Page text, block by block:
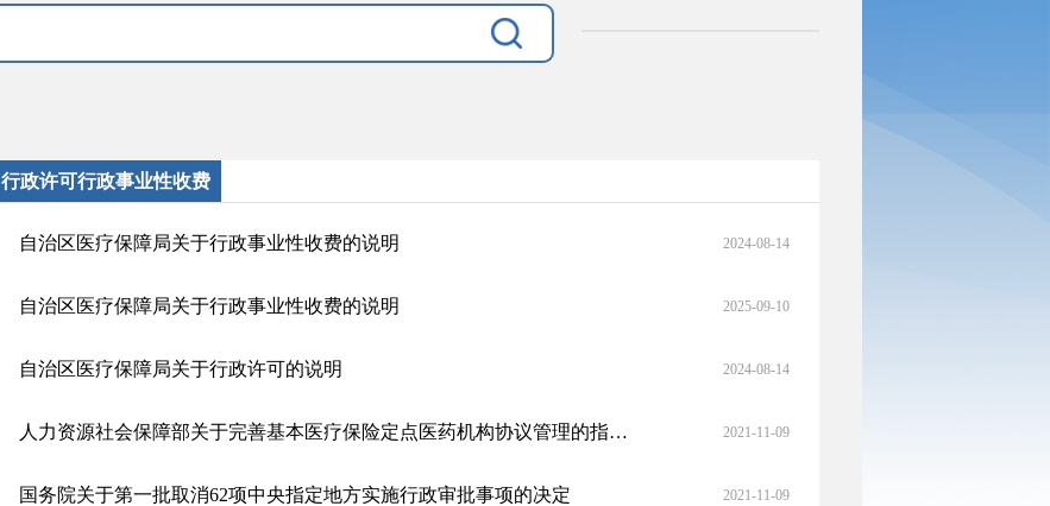
行政许可行政事业性收费
自治区医疗保障局关于行政事业性收费的说明 2024-08-14
自治区医疗保障局关于行政事业性收费的说明 2025-09-10
自治区医疗保障局关于行政许可的说明 2024-08-14
人力资源社会保障部关于完善基本医疗保险定点医药机构协议管理的指导意见 2021-11-09
国务院关于第一批取消62项中央指定地方实施行政审批事项的决定 2021-11-09